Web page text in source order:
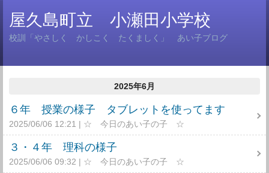
屋久島町立 小瀬田小学校
校訓「やさしく かしこく たくましく」 あい子ブログ
2025年6月
６年 授業の様子 タブレットを使ってます
2025/06/06 12:21 ☆ 今日のあい子の子 ☆
３・４年 理科の様子
2025/06/06 09:32 ☆ 今日のあい子の子 ☆